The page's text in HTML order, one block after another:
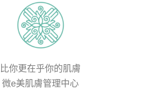
比你更在乎你的肌膚
微e美肌膚管理中心